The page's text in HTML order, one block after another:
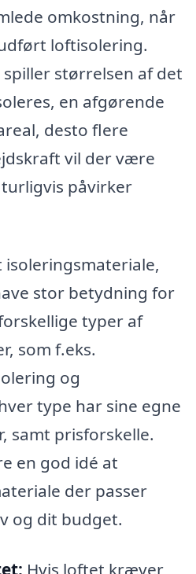
omkostning, når
loftisolering.
størrelsen af det
en afgørende
desto flere
vil der være
påvirker
stor betydning for
typer af
som f.eks.
og
type har sine egne
samt prisforskelle.
en god idé at
der passer
og dit budget.
Hvis loftet kræver